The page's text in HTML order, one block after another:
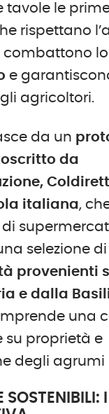
tavole le
rispettano
combattono lo
e
agricoltori.
da un
da
italiana,
selezione di
provenienti
e dalla
una
su proprietà e
degli agrumi
SOSTENIBILI: